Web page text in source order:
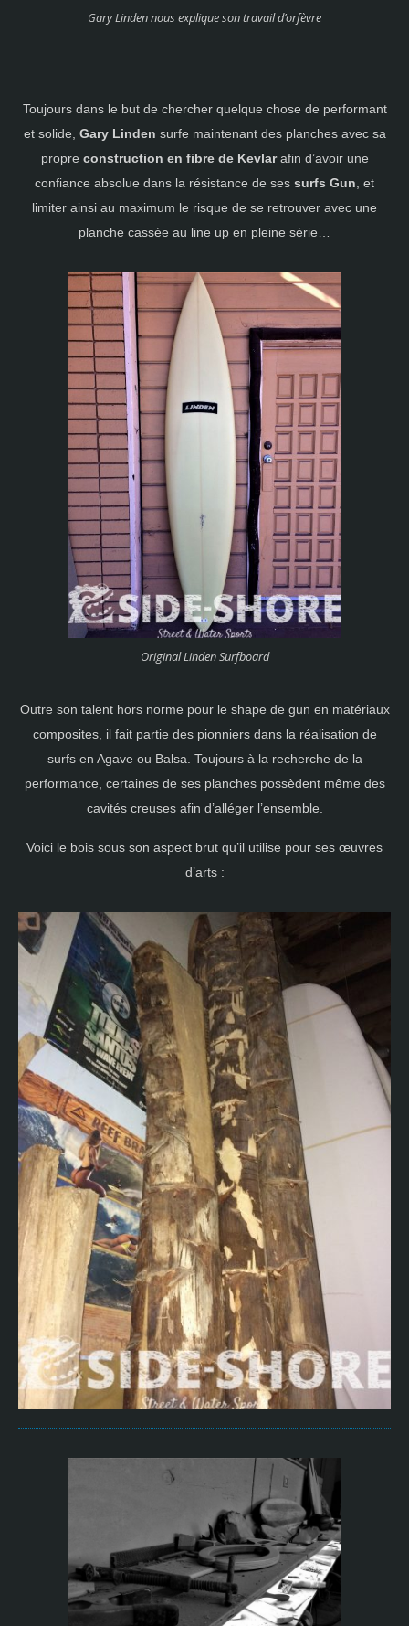
Gary Linden nous explique son travail d’orfèvre
Toujours dans le but de chercher quelque chose de performant
et solide, Gary Linden surfe maintenant des planches avec sa
propre construction en fibre de Kevlarafin d’avoir une
confiance absolue dans la résistance de ses surfs Gun , et
limiter ainsi au maximum le risque de se retrouver avec une
planche cassée au line up en pleine série…
Original Linden Surfboard
Outre son talent hors norme pour le shape de gun en matériaux
composites, il fait partie des pionniers dans la réalisation de
surfs en Agave ou Balsa. Toujours à la recherche de la
performance, certaines de ses planches possèdent même des
cavités creuses afin d’alléger l’ensemble.
Voici le bois sous son aspect brut qu’il utilise pour ses œuvres
d’arts :